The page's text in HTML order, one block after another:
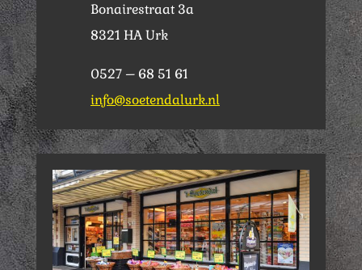
Bonairestraat 3a
8321 HA Urk
0527 – 68 51 61
info@soetendalurk.nl